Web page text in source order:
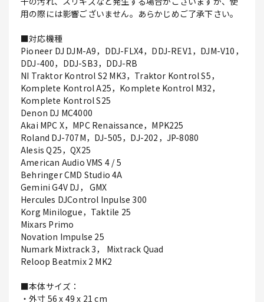
用の際には影響ございません。あらかじめご了承下さい。
■対応機種
Pioneer DJ DJM-A9，DDJ-FLX4，DDJ-REV1，DJM-V10，
DDJ-400，DDJ-SB3，DDJ-RB
NI Traktor Kontrol S2 MK3，Traktor Kontrol S5，
Komplete Kontrol A25，Komplete Kontrol M32，
Komplete Kontrol S25
Denon DJ MC4000
Akai MPC X，MPC Renaissance，MPK225
Roland DJ-707M，DJ-505，DJ-202，JP-8080
Alesis Q25，QX25
American Audio VMS 4 / 5
Behringer CMD Studio 4A
Gemini G4V DJ， GMX
Hercules DJControl Inpulse 300
Korg Minilogue，Taktile 25
Mixars Primo
Novation Impulse 25
Numark Mixtrack 3， Mixtrack Quad
Reloop Beatmix 2 MK2
■本体サイズ：
・外寸 56 x 49 x 21 cm